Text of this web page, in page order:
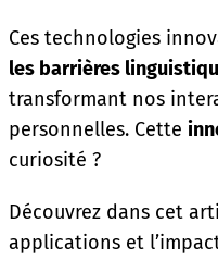
Ces technologies
les barrières
transformant nos
personnelles. Cette
curiosité ?
Découvrez dans cet
applications et